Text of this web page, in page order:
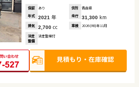
保証 あり 住所
青森県
年式
2021 年 走行 31,300 km
排気 2,700 cc 車検 2026(R8)年11月
法定
整備
法定整備付